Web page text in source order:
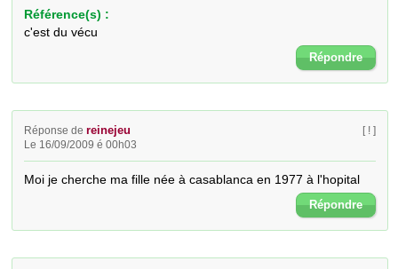
Référence(s) :
c'est du vécu
Répondre
Réponse dereinejeu
Le 16/09/2009 é 00h03
[ ! ]
Moi je cherche ma fille née à casablanca en 1977 à l'hopital
Répondre